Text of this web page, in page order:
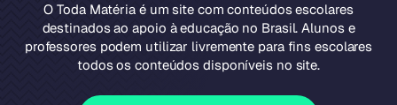
O Toda Matéria é um site com conteúdos escolares
destinados ao apoio à educação no Brasil. Alunos e
professores podem utilizar livremente para fins escolares
todos os conteúdos disponíveis no site.